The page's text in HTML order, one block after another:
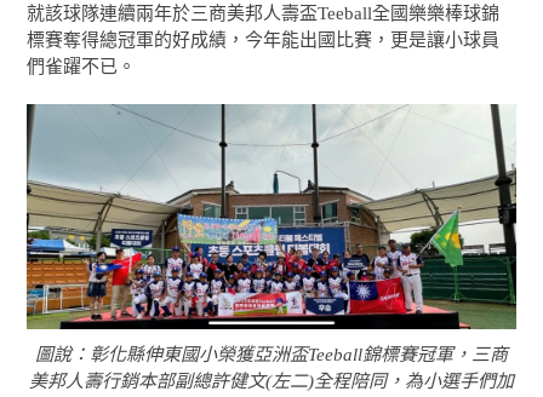
就該球隊連續兩年於三商美邦人壽盃Teeball全國樂樂棒球錦
標賽奪得總冠軍的好成績，今年能出國比賽，更是讓小球員
們雀躍不已。
圖說：彰化縣伸東國小榮獲亞洲盃Teeball錦標賽冠軍，三商
美邦人壽行銷本部副總許健文(左二)全程陪同，為小選手們加